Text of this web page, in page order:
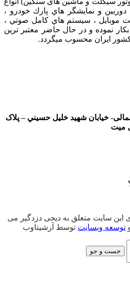
و نمايشگر هاي پارك خودرو ،
موبايل ، سيستم هاي كامل صوتي ،
نموده و در حال حاضر معتبر ترين
كشور ایران محسوب ميگردد.
خيابان شهيد خليل حسيني – پلاک
این سایت متعلق به دیجی دزدگیر می
توسعه وبسایت توسط آرشیتاوب
جست و جو